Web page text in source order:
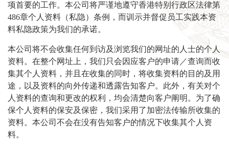
项首要的工作。本公司将严谨地遵守香港特别行政区法律第
486章个人资料（私隐）条例，而训示并督促员工实践本资
料私隐政策为我们的承诺。
本公司将不会收集任何到访及浏览我们的网址的人士的个人
资料。在整个网址上，我们只会因应客户的申请／查询而收
集其个人资料，并且在收集的同时，将收集资料的目的及用
途，以及资料的向外传递和透露告知客户。此外，有关对个
人资料的查询和更改的权利，均会清楚向客户阐明。为了确
保个人资料的保安及保密，我们采用了加密法传输所收集的
资料。本公司不会在没有告知客户的情况下收集其个人资
料。